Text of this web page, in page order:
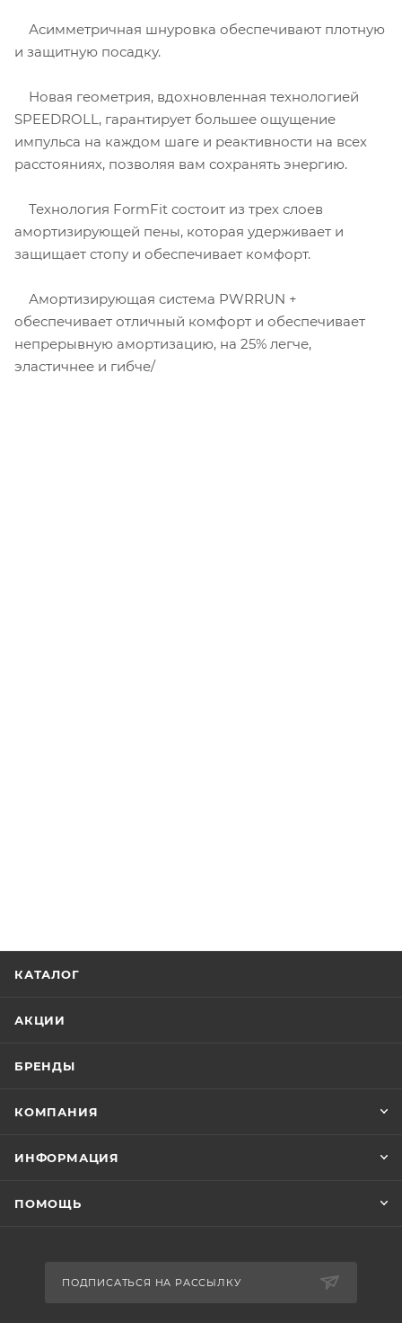
Асимметричная шнуровка обеспечивают плотную
и защитную посадку.
Новая геометрия, вдохновленная технологией
SPEEDROLL, гарантирует большее ощущение
импульса на каждом шаге и реактивности на всех
расстояниях, позволяя вам сохранять энергию.
Технология FormFit состоит из трех слоев
амортизирующей пены, которая удерживает и
защищает стопу и обеспечивает комфорт.
Амортизирующая система PWRRUN +
обеспечивает отличный комфорт и обеспечивает
непрерывную амортизацию, на 25% легче,
эластичнее и гибче/
КАТАЛОГ
АКЦИИ
БРЕНДЫ
КОМПАНИЯ
ИНФОРМАЦИЯ
ПОМОЩЬ
ПОДПИСАТЬСЯ НА РАССЫЛКУ